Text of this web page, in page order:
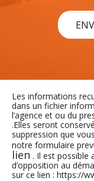
Les informations
dans un fichier
l’agence et ou du
.Elles seront
suppression que
notre formulaire
lien . Il est possible
d’opposition au
sur ce lien : https://